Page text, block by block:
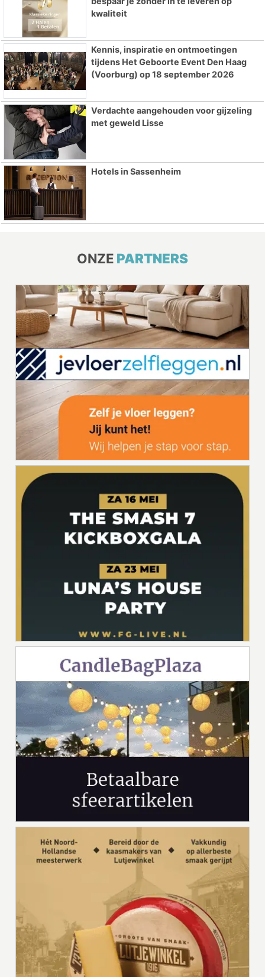
kwaliteit
Kennis, inspiratie en ontmoetingen
tijdens Het Geboorte Event Den Haag
(Voorburg) op 18 september 2026
Verdachte aangehouden voor gijzeling
met geweld Lisse
Hotels in Sassenheim
ONZE PARTNERS